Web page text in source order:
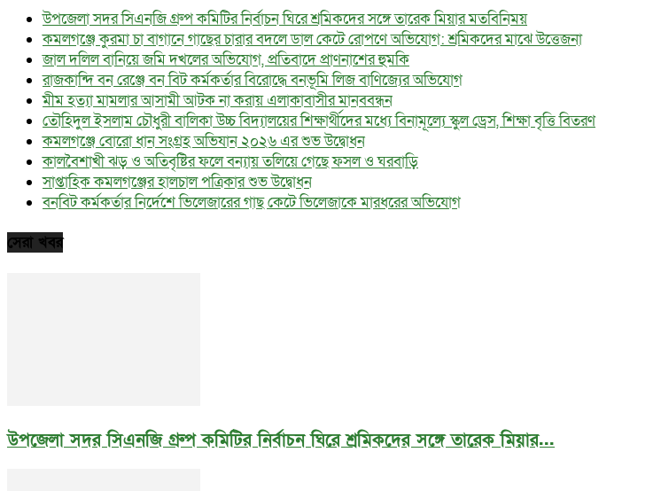
উপজেলা সদর সিএনজি গ্রুপ কমিটির নির্বাচন ঘিরে শ্রমিকদের সঙ্গে তারেক মিয়ার মতবিনিময়
কমলগঞ্জে কুরমা চা বাগানে গাছের চারার বদলে ডাল কেটে রোপণে অভিযোগ: শ্রমিকদের মাঝে উত্তেজনা
জাল দলিল বানিয়ে জমি দখলের অভিযোগ, প্রতিবাদে প্রাণনাশের হুমকি
রাজকান্দি বন রেঞ্জে বন বিট কর্মকর্তার বিরোদ্ধে বনভূমি লিজ বাণিজ্যের অভিযোগ
মীম হত্যা মামলার আসামী আটক না করায় এলাকাবাসীর মানববন্ধন
তৌহিদুল ইসলাম চৌধুরী বালিকা উচ্চ বিদ্যালয়ের শিক্ষার্থীদের মধ্যে বিনামূল্যে স্কুল ড্রেস, শিক্ষা বৃত্তি বিতরণ
কমলগঞ্জে বোরো ধান সংগ্রহ অভিযান ২০২৬ এর শুভ উদ্বোধন
কালবৈশাখী ঝড় ও অতিবৃষ্টির ফলে বন্যায় তলিয়ে গেছে ফসল ও ঘরবাড়ি
সাপ্তাহিক কমলগঞ্জের হালচাল পত্রিকার শুভ উদ্বোধন
বনবিট কর্মকর্তার নির্দেশে ভিলেজারের গাছ কেটে ভিলেজাকে মারধরের অভিযোগ
সেরা খবর
উপজেলা সদর সিএনজি গ্রুপ কমিটির নির্বাচন ঘিরে শ্রমিকদের সঙ্গে তারেক মিয়ার...